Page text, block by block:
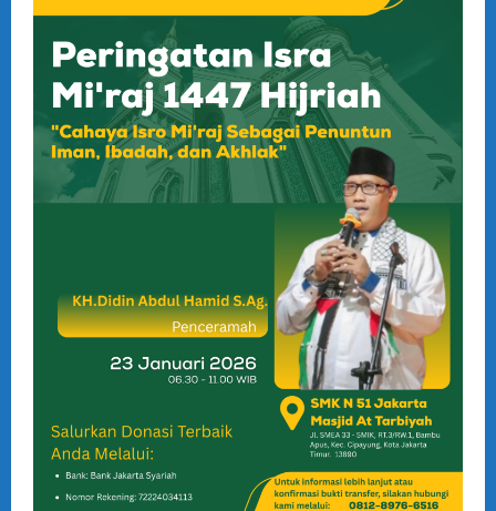
Semester
Genap
Tahap
2
SMKN
51
Jakarta
Tahun
Ajaran
2025/2026